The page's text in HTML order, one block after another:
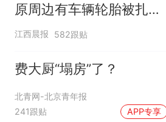
原周边有车辆轮胎被扎，
修理店铺换胎价格高达千
元，官方发布情况通报
江西晨报 582跟贴
费大厨“塌房”了？
北青网-北京青年报
241跟贴
APP专享